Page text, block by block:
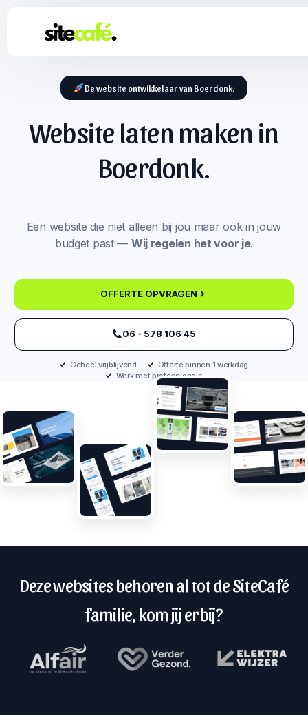
De website ontwikkelaar van Boerdonk.
Website laten maken in
Boerdonk.
Een website die niet alleen bij jou maar ook in jouw
budget past — Wij regelen het voor je.
OFFERTE OPVRAGEN
‪06 - 578 106 45‬
Geheel vrijblijvend
Offerte binnen 1 werkdag
Werk met professionals
Deze websites behoren al tot de SiteCafé
familie, kom jij erbij?